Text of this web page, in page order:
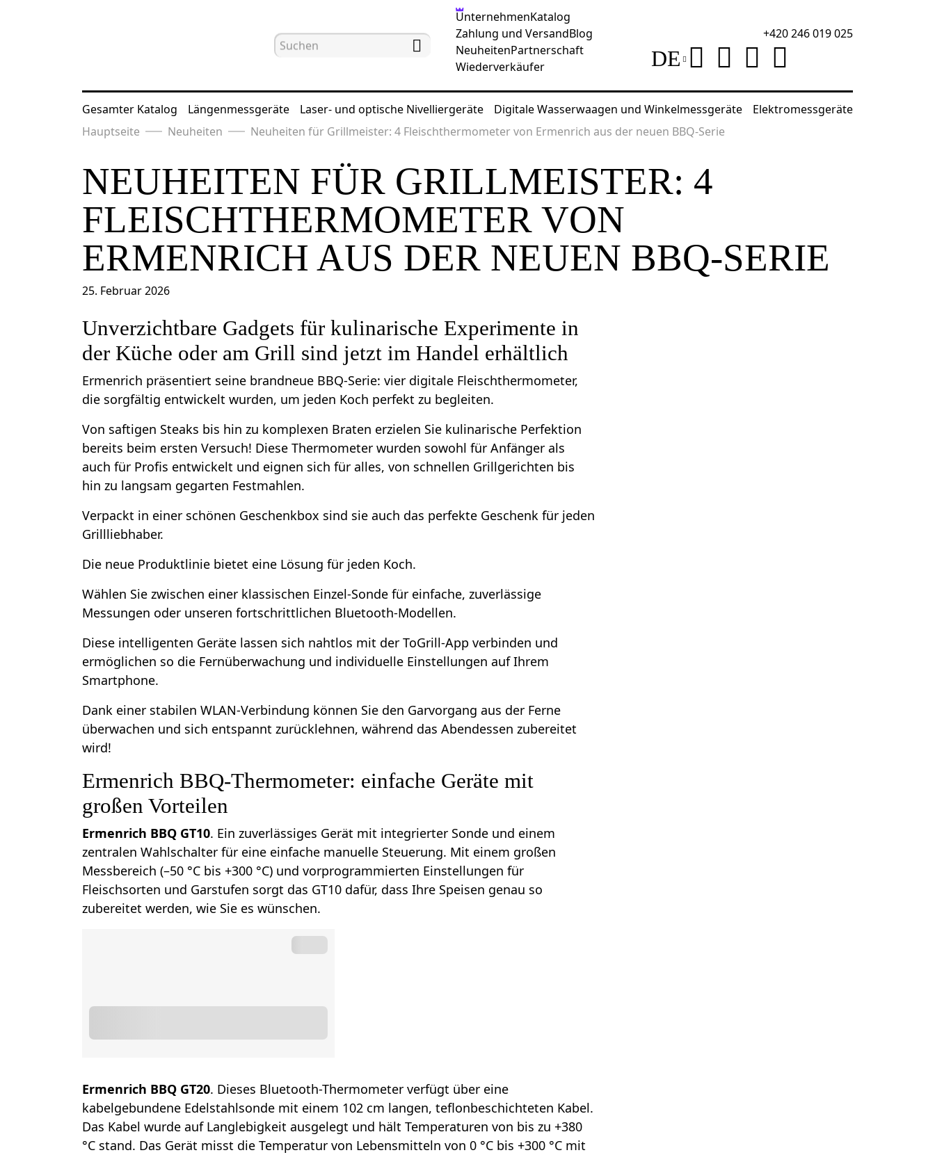
UnternehmenKatalog
Zahlung und VersandBlog
NeuheitenPartnerschaft
Wiederverkäufer
+420 246 019 025
DE
Gesamter Katalog Längenmessgeräte Laser- und optische Nivelliergeräte Digitale Wasserwaagen und Winkelmessgeräte
Elektromessgeräte
Hauptseite
Neuheiten Neuheiten für Grillmeister: 4 Fleischthermometer von Ermenrich aus der neuen BBQ-Serie
NEUHEITEN FÜR GRILLMEISTER: 4
FLEISCHTHERMOMETER VON
ERMENRICH AUS DER NEUEN BBQ-SERIE
25. Februar 2026
Unverzichtbare Gadgets für kulinarische Experimente in
der Küche oder am Grill sind jetzt im Handel erhältlich
Ermenrich präsentiert seine brandneue BBQ-Serie: vier digitale Fleischthermometer,
die sorgfältig entwickelt wurden, um jeden Koch perfekt zu begleiten.
Von saftigen Steaks bis hin zu komplexen Braten erzielen Sie kulinarische Perfektion
bereits beim ersten Versuch! Diese Thermometer wurden sowohl für Anfänger als
auch für Profis entwickelt und eignen sich für alles, von schnellen Grillgerichten bis
hin zu langsam gegarten Festmahlen.
Verpackt in einer schönen Geschenkbox sind sie auch das perfekte Geschenk für jeden
Grillliebhaber.
Die neue Produktlinie bietet eine Lösung für jeden Koch.
Wählen Sie zwischen einer klassischen Einzel-Sonde für einfache, zuverlässige
Messungen oder unseren fortschrittlichen Bluetooth-Modellen.
Diese intelligenten Geräte lassen sich nahtlos mit der ToGrill-App verbinden und
ermöglichen so die Fernüberwachung und individuelle Einstellungen auf Ihrem
Smartphone.
Dank einer stabilen WLAN-Verbindung können Sie den Garvorgang aus der Ferne
überwachen und sich entspannt zurücklehnen, während das Abendessen zubereitet
wird!
Ermenrich BBQ-Thermometer: einfache Geräte mit
großen Vorteilen
Ermenrich BBQ GT10. Ein zuverlässiges Gerät mit integrierter Sonde und einem
zentralen Wahlschalter für eine einfache manuelle Steuerung. Mit einem großen
Messbereich (–50 °C bis +300 °C) und vorprogrammierten Einstellungen für
Fleischsorten und Garstufen sorgt das GT10 dafür, dass Ihre Speisen genau so
zubereitet werden, wie Sie es wünschen.
Ermenrich BBQ GT20. Dieses Bluetooth-Thermometer verfügt über eine
kabelgebundene Edelstahlsonde mit einem 102 cm langen, teflonbeschichteten Kabel.
Das Kabel wurde auf Langlebigkeit ausgelegt und hält Temperaturen von bis zu +380
°C stand. Das Gerät misst die Temperatur von Lebensmitteln von 0 °C bis +300 °C mit